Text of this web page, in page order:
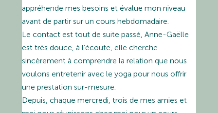
appréhende mes besoins et évalue mon niveau
avant de partir sur un cours hebdomadaire.
Le contact est tout de suite passé, Anne-Gaëlle
est très douce, à l’écoute, elle cherche
sincèrement à comprendre la relation que nous
voulons entretenir avec le yoga pour nous offrir
une prestation sur-mesure.
Depuis, chaque mercredi, trois de mes amies et